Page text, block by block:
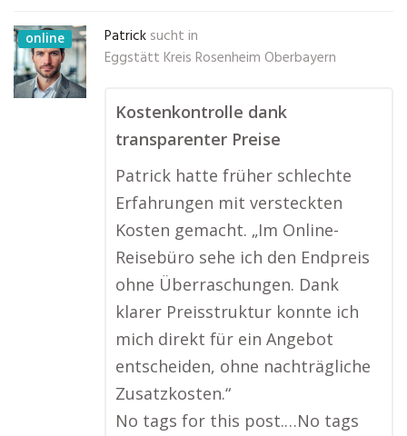
online Patrick sucht in
Eggstätt Kreis Rosenheim Oberbayern
Kostenkontrolle dank
transparenter Preise
Patrick hatte früher schlechte
Erfahrungen mit versteckten
Kosten gemacht. „Im Online-
Reisebüro sehe ich den Endpreis
ohne Überraschungen. Dank
klarer Preisstruktur konnte ich
mich direkt für ein Angebot
entscheiden, ohne nachträgliche
Zusatzkosten.“
No tags for this post.…No tags